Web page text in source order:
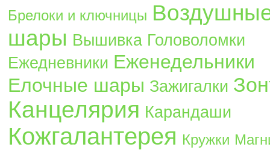
Брелоки и ключницы
шары Вышивка Головоломки
Ежедневники Еженедельники
Елочные шары Зажигалки
Канцелярия Карандаши
Кожгалантерея Кружки